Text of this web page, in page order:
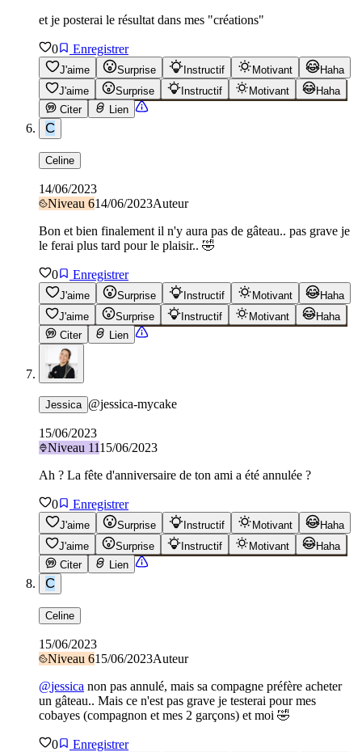
et je posterai le résultat dans mes "créations"
0 Enregistrer
J'aime Surprise Instructif Motivant
Haha
J'aime
Surprise Instructif Motivant
Haha
Citer
Lien
C
Celine
14/06/2023
Niveau 614/06/2023Auteur
Bon et bien finalement il n'y aura pas de gâteau.. pas grave je
le ferai plus tard pour le plaisir.. 🤣
0 Enregistrer
J'aime Surprise Instructif Motivant
Haha
J'aime
Surprise Instructif Motivant
Haha
Citer
Lien
Jessica @jessica-mycake
15/06/2023
Niveau 1115/06/2023
Ah ? La fête d'anniversaire de ton ami a été annulée ?
0 Enregistrer
J'aime Surprise Instructif Motivant
Haha
J'aime
Surprise Instructif Motivant
Haha
Citer
Lien
C
Celine
15/06/2023
Niveau 615/06/2023Auteur
@jessica non pas annulé, mais sa compagne préfère acheter
un gâteau.. Mais ce n'est pas grave je testerai pour mes
cobayes (compagnon et mes 2 garçons) et moi 🤣
0 Enregistrer